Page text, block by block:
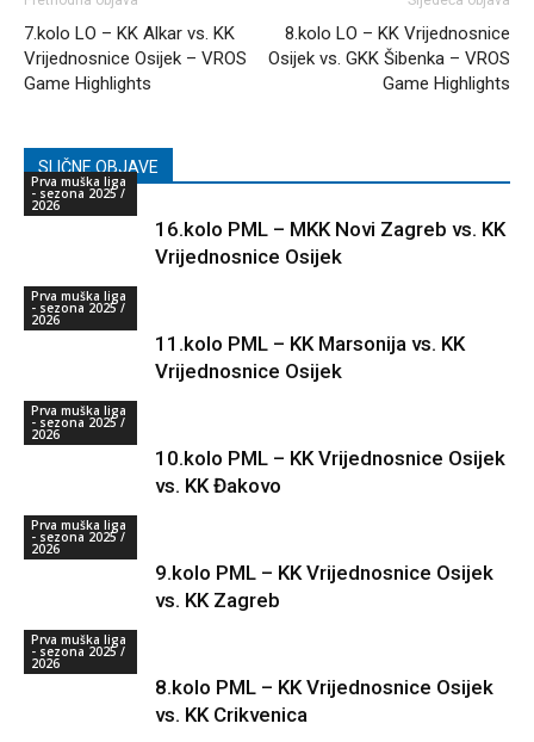
7.kolo LO – KK Alkar vs. KK
Vrijednosnice Osijek – VROS
Game Highlights
8.kolo LO – KK Vrijednosnice
Osijek vs. GKK Šibenka – VROS
Game Highlights
SLIČNE OBJAVE
Prva muška liga
- sezona 2025 /
2026
16.kolo PML – MKK Novi Zagreb vs. KK
Vrijednosnice Osijek
Prva muška liga
- sezona 2025 /
2026
11.kolo PML – KK Marsonija vs. KK
Vrijednosnice Osijek
Prva muška liga
- sezona 2025 /
2026
10.kolo PML – KK Vrijednosnice Osijek
vs. KK Đakovo
Prva muška liga
- sezona 2025 /
2026
9.kolo PML – KK Vrijednosnice Osijek
vs. KK Zagreb
Prva muška liga
- sezona 2025 /
2026
8.kolo PML – KK Vrijednosnice Osijek
vs. KK Crikvenica